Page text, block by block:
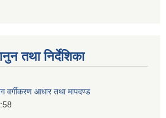
तथा निर्देशिका
वर्गीकरण आधार तथा मापदण्ड